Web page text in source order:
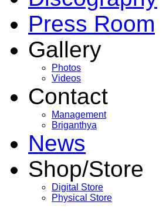
Press Room
Gallery
Photos
Videos
Contact
Management
Briganthya
News
Shop/Store
Digital Store
Physical Store